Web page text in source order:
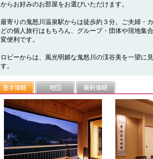
からお好みのお部屋をお選びいただけます。
最寄りの鬼怒川温泉駅からは徒歩約３分。ご夫婦・
どの個人旅行はもちろん、グループ・団体や現地集
変便利です。
ロビーからは、風光明媚な鬼怒川の渓谷美を一望に
す。